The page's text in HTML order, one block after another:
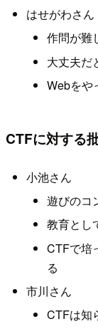
はせがわさん
作問が難
大丈夫だ
Webをや
CTFに対する
小池さん
遊びのコ
教育とし
CTFで培
る
市川さん
CTFは知